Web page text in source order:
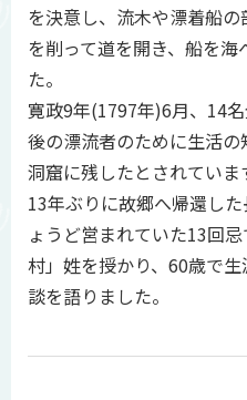
を決意し、流木や漂着船
を削って道を開き、船を
た。
寛政9年(1797年)6月、14
後の漂流者のために生活
洞窟に残したとされていま
13年ぶりに故郷へ帰還し
ょうど営まれていた13回
村」姓を授かり、60歳で
談を語りました。